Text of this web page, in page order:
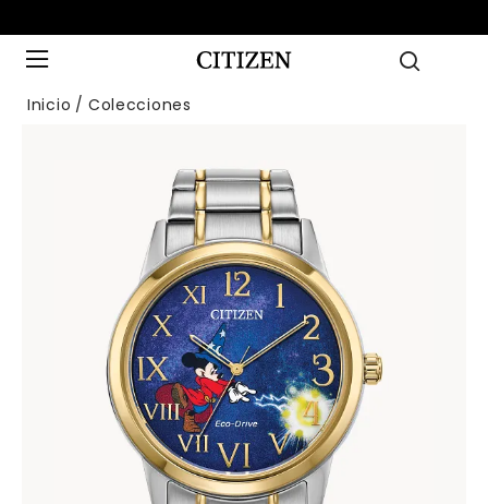
Inicio Colecciones